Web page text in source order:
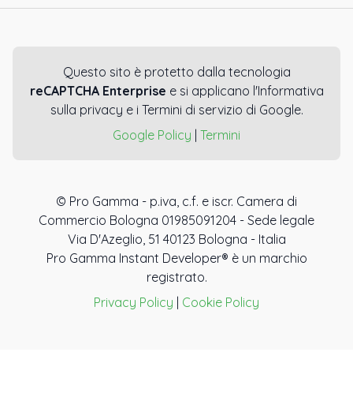
Questo sito è protetto dalla tecnologia
reCAPTCHA Enterprise e si applicano l'Informativa
sulla privacy e i Termini di servizio di Google.
Google Policy Termini
© Pro Gamma - p.iva, c.f. e iscr. Camera di
Commercio Bologna 01985091204 - Sede legale
Via D'Azeglio, 51 40123 Bologna - Italia
Pro Gamma Instant Developer® è un marchio
registrato.
Privacy Policy
Cookie Policy